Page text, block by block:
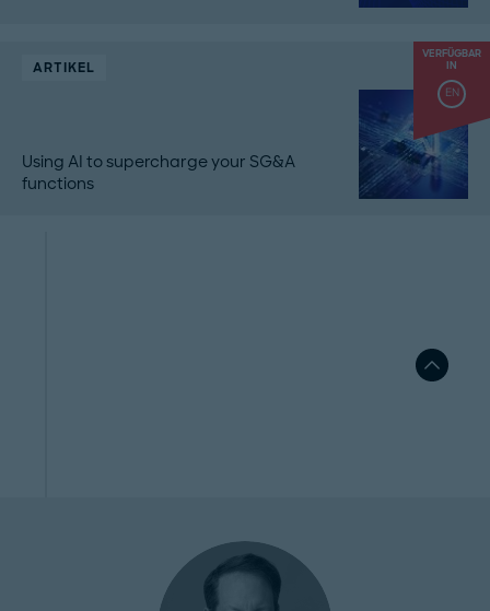
VERFÜGBAR
IN
EN
ARTIKEL
Using AI to supercharge your SG&A
functions